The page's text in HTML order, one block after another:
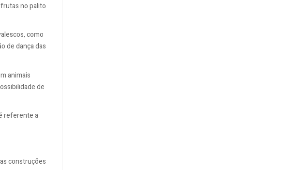
no palito
como
de dança das
animais
de
referente a
construções